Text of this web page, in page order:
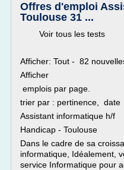
Offres d'emploi
Toulouse 31 ...
Voir tous les tests
Afficher: Tout - 82
Afficher
emplois par page.
trier par : pertinence, date
Assistant informatique h/f
Handicap - Toulouse
Dans le cadre de sa
informatique, Idéalement,
service Informatique pour